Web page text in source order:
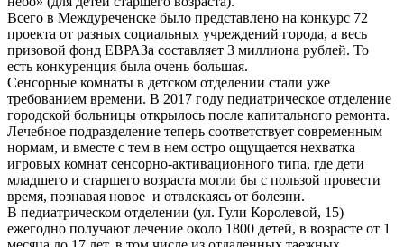
Всего в Междуреченске было представлено на конкурс 72
проекта от разных социальных учреждений города, а весь
призовой фонд ЕВРАЗа составляет 3 миллиона рублей. То
есть конкуренция была очень большая.
Сенсорные комнаты в детском отделении стали уже
требованием времени. В 2017 году педиатрическое отделение
городской больницы открылось после капитального ремонта.
Лечебное подразделение теперь соответствует современным
нормам, и вместе с тем в нем остро ощущается нехватка
игровых комнат сенсорно-активационного типа, где дети
младшего и старшего возраста могли бы с пользой провести
время, познавая новое и отвлекаясь от болезни.
В педиатрическом отделении (ул. Гули Королевой, 15)
ежегодно получают лечение около 1800 детей, в возрасте от 1